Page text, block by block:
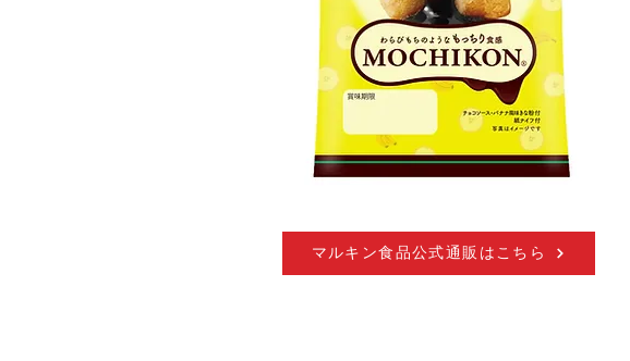
マルキン食品公式通販はこちら